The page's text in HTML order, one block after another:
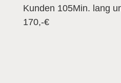
Kunden 105Min. lang
170,-€